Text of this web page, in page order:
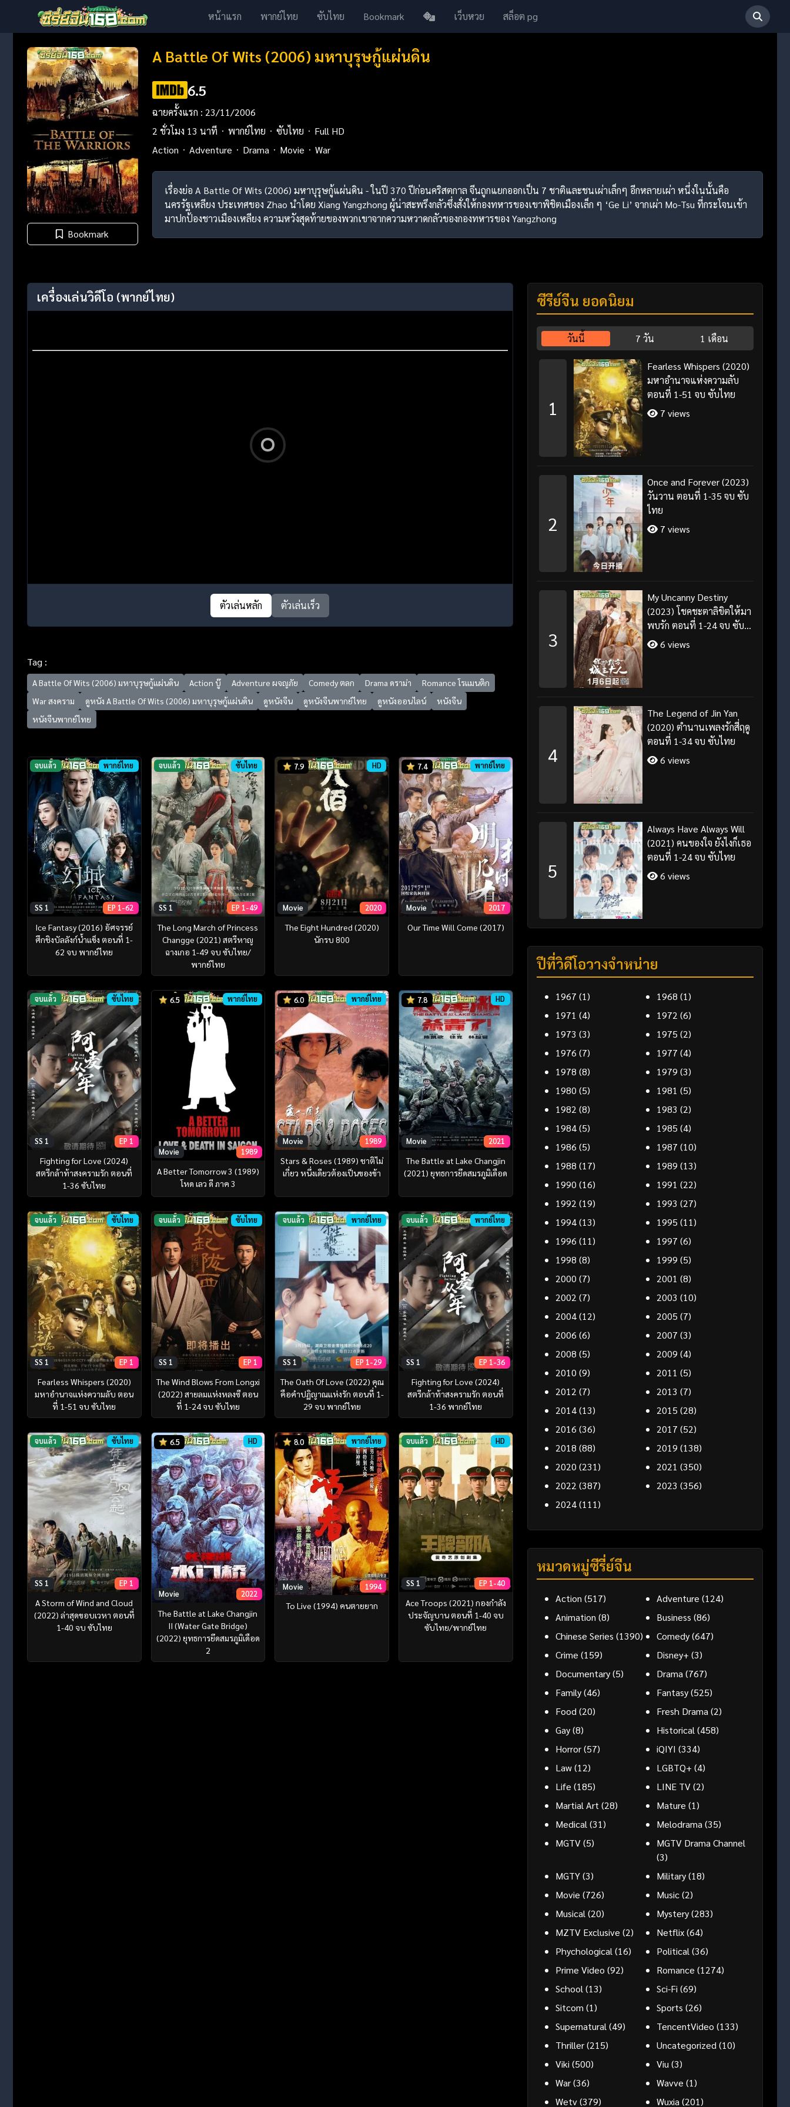
หน้าแรก พากย์ไทย ซับไทย Bookmark เว็บหวย สล็อต pg
Bookmark
A Battle Of Wits (2006) มหาบุรุษกู้แผ่นดิน
6.5
ฉายครั้งแรก : 23/11/2006
2 ชั่วโมง 13 นาที
พากย์ไทย ซับไทย
Full HD
Action
Adventure Drama Movie War
เรื่องย่อ A Battle Of Wits (2006) มหาบุรุษกู้แผ่นดิน - ในปี 370 ปีก่อนคริสตกาล จีนถูกแยกออกเป็น 7 ชาติและชนเผ่าเล็กๆ อีกหลายเผ่า หนึ่งในนั้นคือ
นครรัฐเหลียง ประเทศของ Zhao นำโดย Xiang Yangzhong ผู้น่าสะพรึงกลัวซึ่งสั่งให้กองทหารของเขาพิชิตเมืองเล็ก ๆ ‘Ge Li’ จากเผ่า Mo-Tsu ที่กระโจนเข้า
มาปกป้องชาวเมืองเหลียง ความหวังสุดท้ายของพวกเขาจากความหวาดกลัวของกองทหารของ Yangzhong
เครื่องเล่นวิดีโอ (พากย์ไทย)
ตัวเล่นหลัก ตัวเล่นเร็ว
Tag :
A Battle Of Wits (2006) มหาบุรุษกู้แผ่นดิน Action บู๊ Adventure ผจญภัย Comedy ตลก Drama ดราม่า
Romance โรแมนติก
War สงคราม
ดูหนัง A Battle Of Wits (2006) มหาบุรุษกู้แผ่นดิน ดูหนังจีน ดูหนังจีนพากย์ไทย ดูหนังออนไลน์
หนังจีน
หนังจีนพากย์ไทย
จบแล้ว พากย์ไทย
SS 1 EP 1-62
Ice Fantasy (2016) อัศจรรย์
ศึกชิงบัลลังก์น้ำแข็ง ตอนที่ 1-
62 จบ พากย์ไทย
จบแล้ว ซับไทย
SS 1 EP 1-49
The Long March of Princess
Changge (2021) สตรีหาญ
ฉางเกอ 1-49 จบ ซับไทย/
พากย์ไทย
7.9 HD
Movie 2020
The Eight Hundred (2020)
นักรบ 800
7.4 พากย์ไทย
Movie 2017
Our Time Will Come (2017)
จบแล้ว ซับไทย
SS 1 EP 1
Fighting for Love (2024)
สตรีกล้าท้าสงครามรัก ตอนที่
1-36 ซับไทย
6.5 พากย์ไทย
Movie 1989
A Better Tomorrow 3 (1989)
โหด เลว ดี ภาค 3
6.0 พากย์ไทย
Movie 1989
Stars & Roses (1989) ชาติไม่
เกี่ยว หนึ่งเดียวต้องเป็นของข้า
7.8 HD
Movie 2021
The Battle at Lake Changjin
(2021) ยุทธการยึดสมรภูมิเดือด
จบแล้ว ซับไทย
SS 1 EP 1
Fearless Whispers (2020)
มหาอำนาจแห่งความลับ ตอน
ที่ 1-51 จบ ซับไทย
จบแล้ว ซับไทย
SS 1 EP 1
The Wind Blows From Longxi
(2022) สายลมแห่งหลงซี ตอน
ที่ 1-24 จบ ซับไทย
จบแล้ว พากย์ไทย
SS 1 EP 1-29
The Oath Of Love (2022) คุณ
คือคำปฏิญาณแห่งรัก ตอนที่ 1-
29 จบ พากย์ไทย
จบแล้ว พากย์ไทย
SS 1 EP 1-36
Fighting for Love (2024)
สตรีกล้าท้าสงครามรัก ตอนที่
1-36 พากย์ไทย
จบแล้ว ซับไทย
SS 1 EP 1
A Storm of Wind and Cloud
(2022) ล่าสุดขอบเวหา ตอนที่
1-40 จบ ซับไทย
6.5 HD
Movie 2022
The Battle at Lake Changjin
II (Water Gate Bridge)
(2022) ยุทธการยึดสมรภูมิเดือด
2
8.0 พากย์ไทย
Movie 1994
To Live (1994) คนตายยาก
จบแล้ว HD
SS 1 EP 1-40
Ace Troops (2021) กองกำลัง
ประจัญบาน ตอนที่ 1-40 จบ
ซับไทย/พากย์ไทย
ซีรี่ย์จีน ยอดนิยม
วันนี้ 7 วัน 1 เดือน
1
Fearless Whispers (2020)
มหาอำนาจแห่งความลับ
ตอนที่ 1-51 จบ ซับไทย
7 views
2
Once and Forever (2023)
วันวาน ตอนที่ 1-35 จบ ซับ
ไทย
7 views
3
My Uncanny Destiny
(2023) โชคชะตาลิขิตให้มา
พบรัก ตอนที่ 1-24 จบ ซับ
ไทย/พากย์ไทย
6 views
4
The Legend of Jin Yan
(2020) ตำนานเพลงรักสี่ฤดู
ตอนที่ 1-34 จบ ซับไทย
6 views
5
Always Have Always Will
(2021) คนของใจ ยังไงก็เธอ
ตอนที่ 1-24 จบ ซับไทย
6 views
ปีที่วิดีโอวางจำหน่าย
1967 (1) 1968 (1)
1971 (4) 1972 (6)
1973 (3) 1975 (2)
1976 (7) 1977 (4)
1978 (8) 1979 (3)
1980 (5) 1981 (5)
1982 (8) 1983 (2)
1984(5) 1985 (4)
1986 (5) 1987 (10)
1988 (17) 1989 (13)
1990 (16) 1991 (22)
1992 (19) 1993 (27)
1994(13) 1995 (11)
1996 (11) 1997 (6)
1998 (8) 1999 (5)
2000 (7) 2001 (8)
2002 (7) 2003 (10)
2004(12) 2005 (7)
2006 (6) 2007 (3)
2008 (5) 2009 (4)
2010 (9) 2011 (5)
2012 (7) 2013 (7)
2014(13) 2015 (28)
2016 (36) 2017 (52)
2018 (88) 2019 (138)
2020 (231) 2021 (350)
2022 (387) 2023 (356)
2024(111)
หมวดหมู่ซีรี่ย์จีน
Action (517) Adventure (124)
Animation (8) Business (86)
Chinese Series (1390) Comedy(647)
Crime (159) Disney+ (3)
Documentary(5) Drama(767)
Family(46) Fantasy(525)
Food(20) Fresh Drama(2)
Gay(8) Historical(458)
Horror(57) iQIYI (334)
Law(12) LGBTQ+ (4)
Life (185) LINE TV(2)
Martial Art(28) Mature (1)
Medical(31) Melodrama(35)
MGTV(5)
MGTV Drama Channel
(3)
MGTY(3) Military(18)
Movie (726) Music(2)
Musical(20) Mystery(283)
MZTV Exclusive (2) Netflix(64)
Phychological(16) Political(36)
Prime Video (92) Romance (1274)
School(13) Sci-Fi (69)
Sitcom (1) Sports (26)
Supernatural(49) TencentVideo (133)
Thriller(215) Uncategorized(10)
Viki (500) Viu(3)
War(36) Wavve (1)
Wetv(379) Wuxia(201)